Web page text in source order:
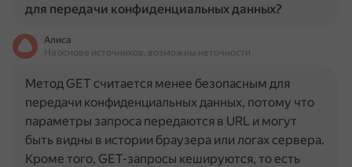
для передачи конфиденциальных данных?
Алиса
На основе источников, возможны неточности
Метод GET считается менее безопасным для
передачи конфиденциальных данных, потому что
параметры запроса передаются в URL и могут
быть видны в истории браузера или логах сервера.
Кроме того, GET-запросы кешируются, то есть